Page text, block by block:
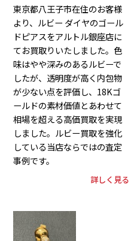
東京都八王子市在住のお客様
より、ルビー ダイヤのゴール
ドピアスをアルトル銀座店に
てお買取りいたしました。色
味はやや深みのあるルビーで
したが、透明度が高く内包物
が少ない点を評価し、18Kゴ
ールドの素材価値とあわせて
相場を超える高価買取を実現
しました。ルビー買取を強化
している当店ならではの査定
事例です。
詳しく見る